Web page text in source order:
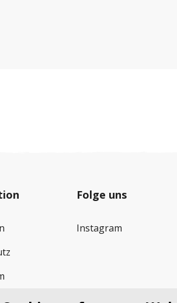
Folge uns
Instagram